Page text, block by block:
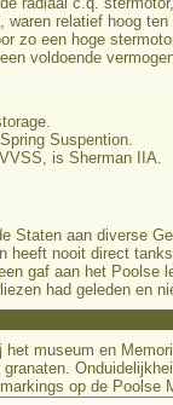
waren relatief hoog
zo een hoge
voldoende
Suspention.
is Sherman IIA.
Staten aan diverse
heeft nooit direct
gaf aan het Poolse
had geleden en
museum en
op de Poolse